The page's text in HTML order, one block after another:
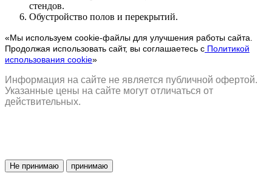
стендов.
Обустройство полов и перекрытий.
«Мы используем cookie-файлы для улучшения работы сайта.
Продолжая использовать сайт, вы соглашаетесь с Политикой
использования cookie»
Информация на сайте не является публичной офертой.
Указанные цены на сайте могут отличаться от
действительных.
Не принимаю принимаю